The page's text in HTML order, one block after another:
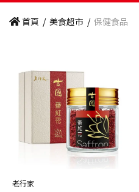
首頁 / 美食超市 / 保健食品
老行家